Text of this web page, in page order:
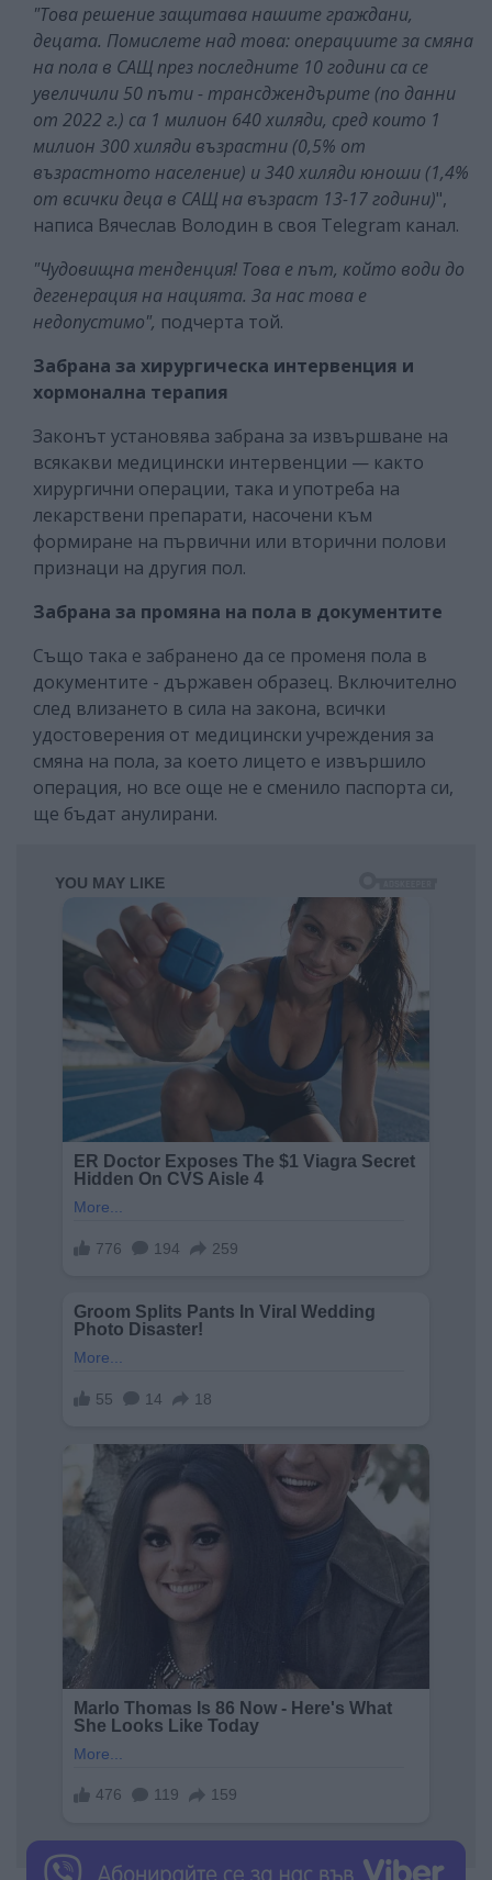
"Това решение защитава нашите граждани,
децата. Помислете над това: операциите за смяна
на пола в САЩ през последните 10 години са се
увеличили 50 пъти - трансджендърите (по данни
от 2022 г.) са 1 милион 640 хиляди, сред които 1
милион 300 хиляди възрастни (0,5% от
възрастното население) и 340 хиляди юноши (1,4%
от всички деца в САЩ на възраст 13-17 години)",
написа Вячеслав Володин в своя Telegram канал.
"Чудовищна тенденция! Това е път, който води до
дегенерация на нацията. За нас това е
недопустимо", подчерта той.
Забрана за хирургическа интервенция и
хормонална терапия
Законът установява забрана за извършване на
всякакви медицински интервенции — както
хирургични операции, така и употреба на
лекарствени препарати, насочени към
формиране на първични или вторични полови
признаци на другия пол.
Забрана за промяна на пола в документите
Също така е забранено да се променя пола в
документите - държавен образец. Включително
след влизането в сила на закона, всички
удостоверения от медицински учреждения за
смяна на пола, за което лицето е извършило
операция, но все още не е сменило паспорта си,
ще бъдат анулирани.